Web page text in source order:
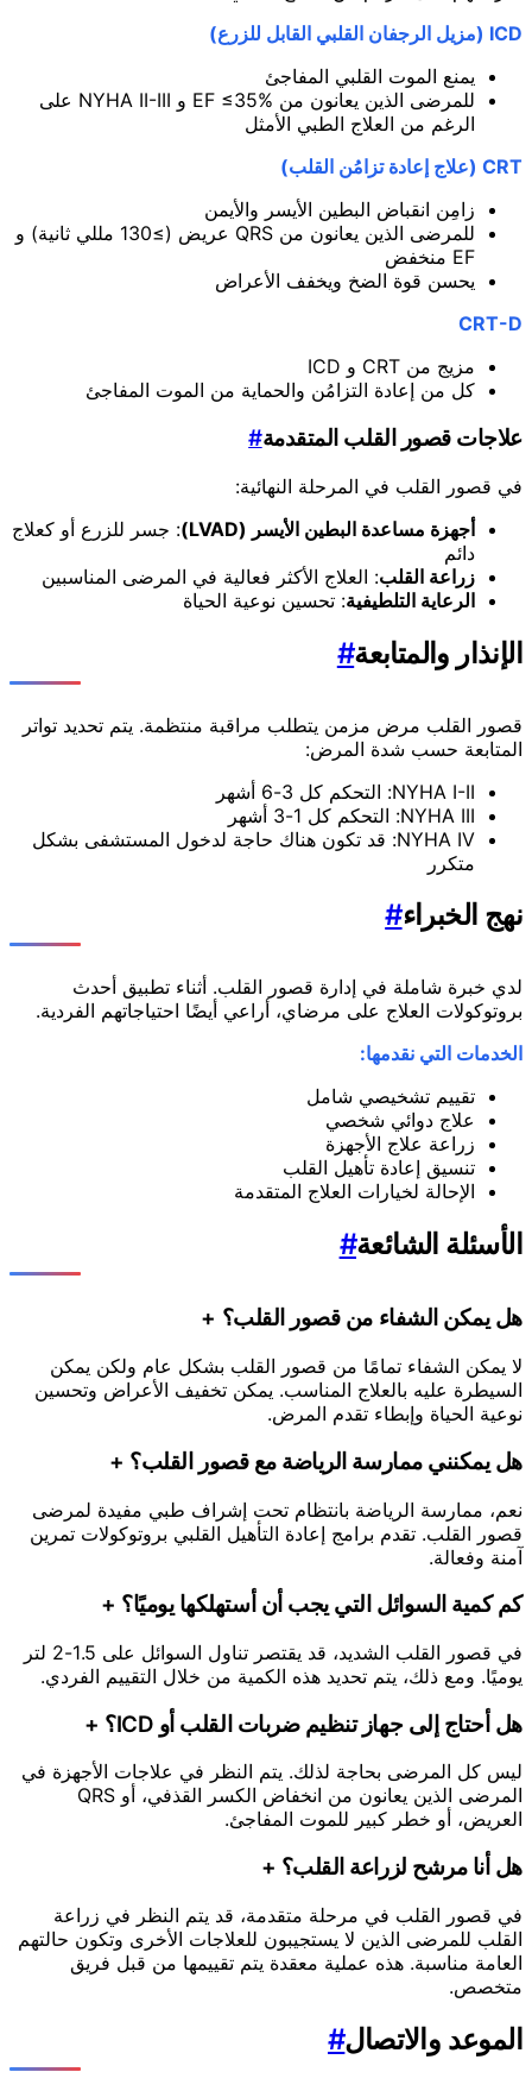
ICD (مزيل الرجفان القلبي القابل للزرع)
يمنع الموت القلبي المفاجئ
للمرضى الذين يعانون من EF ≤35% و NYHA II-III على
الرغم من العلاج الطبي الأمثل
CRT (علاج إعادة تزامُن القلب)
زامِن انقباض البطين الأيسر والأيمن
للمرضى الذين يعانون من QRS عريض (≥130 مللي ثانية) و
EF منخفض
يحسن قوة الضخ ويخفف الأعراض
CRT-D
مزيج من CRT و ICD
كل من إعادة التزامُن والحماية من الموت المفاجئ
علاجات قصور القلب المتقدمة#
في قصور القلب في المرحلة النهائية:
أجهزة مساعدة البطين الأيسر (LVAD)
: جسر للزرع أو كعلاج
دائم
زراعة القلب: العلاج الأكثر فعالية في المرضى المناسبين
الرعاية التلطيفية: تحسين نوعية الحياة
الإنذار والمتابعة#
قصور القلب مرض مزمن يتطلب مراقبة منتظمة. يتم تحديد تواتر
المتابعة حسب شدة المرض:
NYHA I-II: التحكم كل 3-6 أشهر
NYHA III: التحكم كل 1-3 أشهر
NYHA IV: قد تكون هناك حاجة لدخول المستشفى بشكل
متكرر
نهج الخبراء#
لدي خبرة شاملة في إدارة قصور القلب. أثناء تطبيق أحدث
بروتوكولات العلاج على مرضاي، أراعي أيضًا احتياجاتهم الفردية.
الخدمات التي نقدمها:
تقييم تشخيصي شامل
علاج دوائي شخصي
زراعة علاج الأجهزة
تنسيق إعادة تأهيل القلب
الإحالة لخيارات العلاج المتقدمة
الأسئلة الشائعة#
هل يمكن الشفاء من قصور القلب؟ +
لا يمكن الشفاء تمامًا من قصور القلب بشكل عام ولكن يمكن
السيطرة عليه بالعلاج المناسب. يمكن تخفيف الأعراض وتحسين
نوعية الحياة وإبطاء تقدم المرض.
هل يمكنني ممارسة الرياضة مع قصور القلب؟ +
نعم، ممارسة الرياضة بانتظام تحت إشراف طبي مفيدة لمرضى
قصور القلب. تقدم برامج إعادة التأهيل القلبي بروتوكولات تمرين
آمنة وفعالة.
كم كمية السوائل التي يجب أن أستهلكها يوميًا؟ +
في قصور القلب الشديد، قد يقتصر تناول السوائل على 1.5-2 لتر
يوميًا. ومع ذلك، يتم تحديد هذه الكمية من خلال التقييم الفردي.
هل أحتاج إلى جهاز تنظيم ضربات القلب أو ICD؟ +
ليس كل المرضى بحاجة لذلك. يتم النظر في علاجات الأجهزة في
المرضى الذين يعانون من انخفاض الكسر القذفي، أو QRS
العريض، أو خطر كبير للموت المفاجئ.
هل أنا مرشح لزراعة القلب؟ +
في قصور القلب في مرحلة متقدمة، قد يتم النظر في زراعة
القلب للمرضى الذين لا يستجيبون للعلاجات الأخرى وتكون حالتهم
العامة مناسبة. هذه عملية معقدة يتم تقييمها من قبل فريق
متخصص.
الموعد والاتصال#